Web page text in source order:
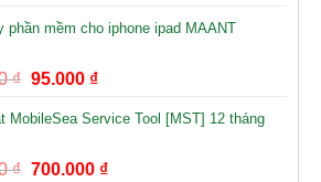
phần mềm cho iphone ipad MAANT
₫ 95.000 ₫
MobileSea Service Tool [MST] 12 tháng
₫ 700.000 ₫